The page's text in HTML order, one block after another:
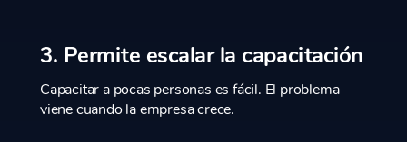
3. Permite escalar la capacitación
Capacitar a pocas personas es fácil. El problema
viene cuando la empresa crece.